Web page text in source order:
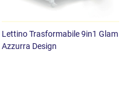
Lettino Trasformabile 9in1 Glam
Azzurra Design